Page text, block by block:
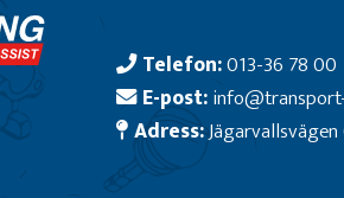
Telefon:013-36 78 00
E-post:
Adress: